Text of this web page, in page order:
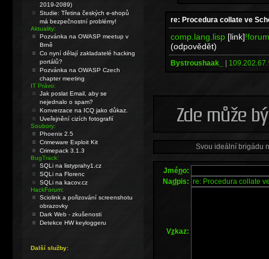
re: Procedura collate ve
comp.lang.lisp [link]
(odpovědět)
Bystroushaak_ |
Svou ideální brigádu
Jméno:
Nadpis:
Vzkaz:
2019-2089)
Studie: Třetina českých e-shopů
má bezpečnostní problémy!
Aktuality:
Pozvánka na OWASP meetup v
Brně
Co nyní dělají zakladatelé hacking
portálů?
Pozvánka na OWASP Czech
chapter meeting
IT Právo:
Jak poslat Email, aby se
nejednalo o spam?
Konverzace na ICQ jako důkaz.
Uveřejnění cizích fotografií
Soubory:
Phoenix 2.5
Crimeware Exploit Kit
Crimepack 3.1.3
BugTrack:
SQLi na listyprahy1.cz
SQLi na Florenc
SQLi na kacov.cz
HackForum:
Sciolink a pořizování screenshotu
obrazovky
Dark Web - zkušenosti
Detekce HW keyloggeru
Další služby: